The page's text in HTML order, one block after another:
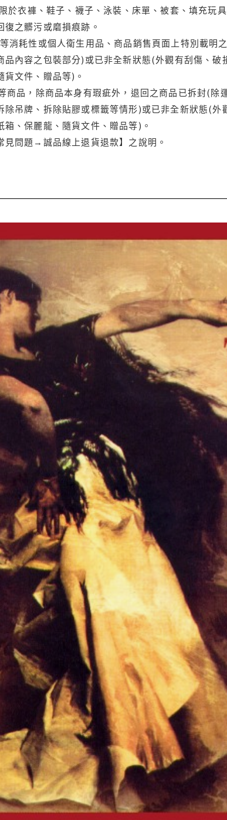
於衣褲、鞋子、襪子、泳裝、床單、被套、填充玩
之髒污或磨損痕跡。
消耗性或個人衛生用品、商品銷售頁面上特別載明
品內容之包裝部分)或已非全新狀態(外觀有刮傷、
文件、贈品等)。
商品，除商品本身有瑕疵外，退回之商品已拆封(
除吊牌、拆除貼膠或標籤等情形)或已非全新狀態(
、保麗龍、隨貨文件、贈品等)。
問題→誠品線上退貨退款】之說明。